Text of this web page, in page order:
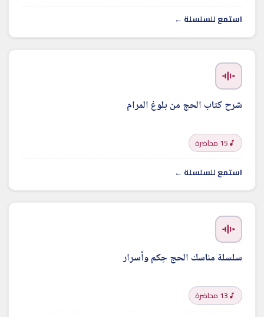
استمع للسلسلة ←
شرح كتاب الحج من بلوغ المرام
15 محاضرة
استمع للسلسلة ←
سلسلة مناسك الحج حِكم وأسرار
13 محاضرة